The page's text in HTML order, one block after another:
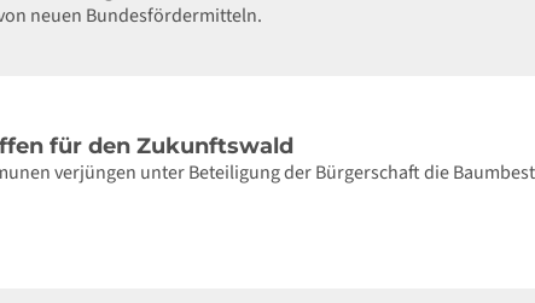
neuen Bundesfördermitteln.
für den Zukunftswald
verjüngen unter Beteiligung der Bürgerschaft die